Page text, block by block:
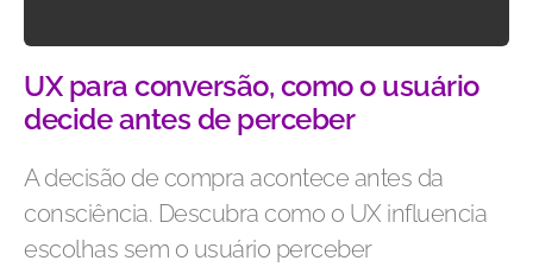
UX para conversão, como o usuário
decide antes de perceber
A decisão de compra acontece antes da
consciência. Descubra como o UX influencia
escolhas sem o usuário perceber